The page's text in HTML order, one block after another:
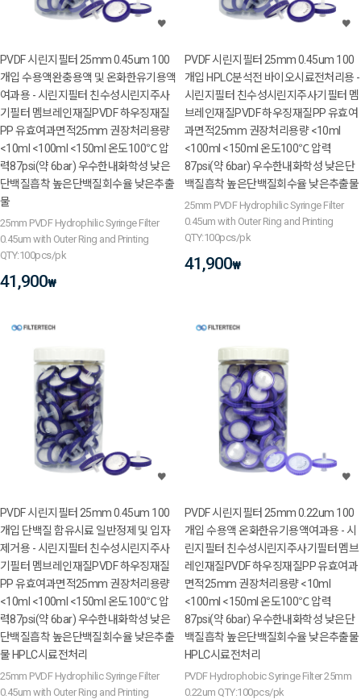
PVDF 시린지필터 25mm 0.45um 100
개입 수용액완충용액 및 온화한유기용액
여과용 - 시린지필터 친수성시린지주사
기필터 멤브레인재질PVDF 하우징재질
PP 유효여과면적25mm 권장처리용량
<10ml <100ml <150ml 온도100℃ 압
력87psi(약 6bar) 우수한내화학성 낮은
단백질흡착 높은단백질회수율 낮은추출
물
25mm PVDF Hydrophilic Syringe Filter
0.45um with Outer Ring and Printing
QTY:100pcs/pk
41,900₩
PVDF 시린지필터 25mm 0.45um 100
개입 HPLC분석전 바이오시료전처리용 -
시린지필터 친수성시린지주사기필터 멤
브레인재질PVDF 하우징재질PP 유효여
과면적25mm 권장처리용량 <10ml
<100ml <150ml 온도100℃ 압력
87psi(약 6bar) 우수한내화학성 낮은단
백질흡착 높은단백질회수율 낮은추출물
25mm PVDF Hydrophilic Syringe Filter
0.45um with Outer Ring and Printing
QTY:100pcs/pk
41,900₩
PVDF 시린지필터 25mm 0.45um 100
개입 단백질 함유시료 일반정제 및 입자
제거용 - 시린지필터 친수성시린지주사
기필터 멤브레인재질PVDF 하우징재질
PP 유효여과면적25mm 권장처리용량
<10ml <100ml <150ml 온도100℃ 압
력87psi(약 6bar) 우수한내화학성 낮은
단백질흡착 높은단백질회수율 낮은추출
물 HPLC시료전처리
25mm PVDF Hydrophilic Syringe Filter
0.45um with Outer Ring and Printing
PVDF 시린지필터 25mm 0.22um 100
개입 수용액 온화한유기용액여과용 - 시
린지필터 친수성시린지주사기필터 멤브
레인재질PVDF 하우징재질PP 유효여과
면적25mm 권장처리용량 <10ml
<100ml <150ml 온도100℃ 압력
87psi(약 6bar) 우수한내화학성 낮은단
백질흡착 높은단백질회수율 낮은추출물
HPLC시료전처리
PVDF Hydrophobic Syringe Filter 25mm
0.22um QTY:100pcs/pk